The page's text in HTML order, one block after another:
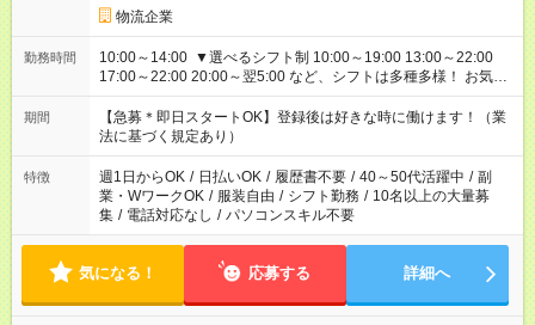
物流企業
勤務時間
10:00～14:00 ▼選べるシフト制 10:00～19:00 13:00～22:00
17:00～22:00 20:00～翌5:00 など、シフトは多種多様！ お気軽
にご相談ください！
期間
【急募＊即日スタートOK】登録後は好きな時に働けます！（業
法に基づく規定あり）
特徴 週1日からOK / 日払いOK / 履歴書不要 / 40～50代活躍中 / 副
業・WワークOK / 服装自由 / シフト勤務 / 10名以上の大量募
集 / 電話対応なし / パソコンスキル不要
気になる！ 応募する 詳細へ